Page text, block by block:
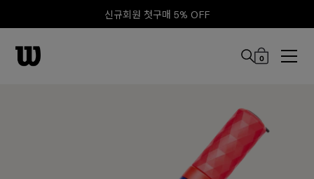
신규회원 첫구매 5% OFF
0